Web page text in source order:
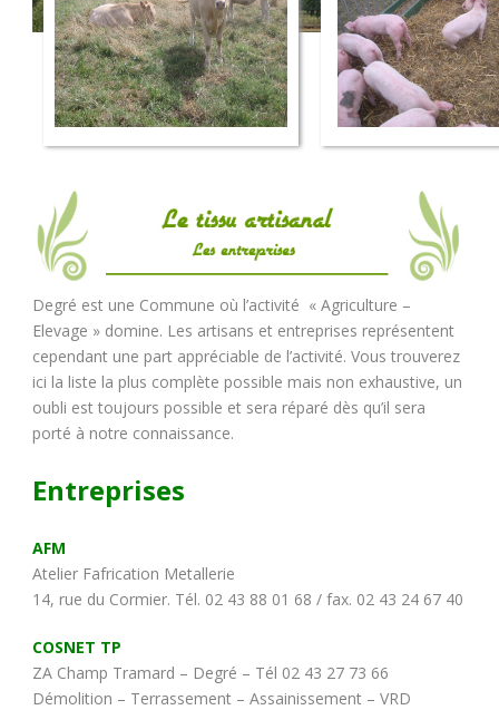
Degré est une Commune où l’activité « Agriculture –
Elevage » domine. Les artisans et entreprises représentent
cependant une part appréciable de l’activité. Vous trouverez
ici la liste la plus complète possible mais non exhaustive, un
oubli est toujours possible et sera réparé dès qu’il sera
porté à notre connaissance.
Entreprises
AFM
Atelier Fafrication Metallerie
14, rue du Cormier. Tél. 02 43 88 01 68 / fax. 02 43 24 67 40
COSNET TP
ZA Champ Tramard – Degré – Tél 02 43 27 73 66
Démolition – Terrassement – Assainissement – VRD